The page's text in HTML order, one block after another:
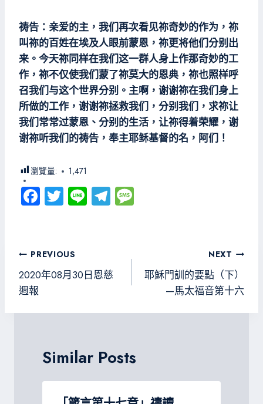
祷告：亲爱的主，我们再次看见祢奇妙的作为，祢
叫祢的百姓在埃及人眼前蒙恩，祢更将他们分别出
来。今天祢同样在我们这一群人身上作那奇妙的工
作，祢不仅使我们蒙了祢莫大的恩典，祢也照样呼
召我们与这个世界分别。主啊，谢谢祢在我们身上
所做的工作，谢谢祢拯救我们，分别我们，求祢让
我们常常过蒙恩、分别的生活，让祢得着荣耀，谢
谢祢听我们的祷告，奉主耶稣基督的名，阿们！
瀏覽量: 1,471
Fa
ce
o
ok
T
wi
er
Li
ne
Te
le
m
文
章
導
覽
PREVIOUS
2020年08月30日恩慈
週報
NEXT
耶穌門訓的要點（下）
—馬太福音第十六
Similar Posts